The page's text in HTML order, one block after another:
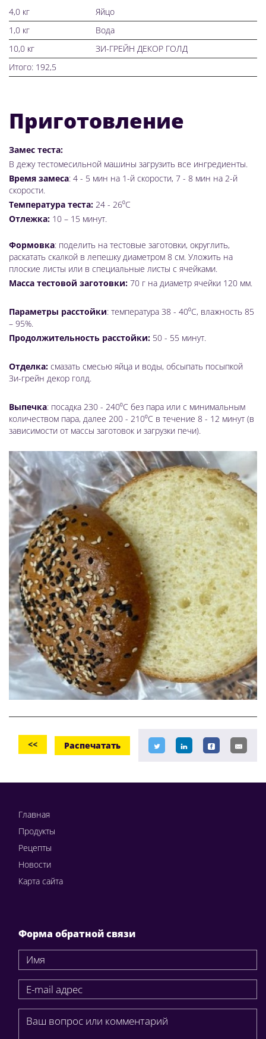
4,0 кг
Яйцо
1,0 кг
Вода
10,0 кг
ЗИ-ГРЕЙН ДЕКОР ГОЛД
Итого: 192,5
Приготовление
Замес теста:
В дежу тестомесильной машины загрузить все ингредиенты.
Время замеса: 4 - 5 мин на 1-й скорости, 7 - 8 мин на 2-й
скорости.
Температура теста: 24 - 26⁰С
Отлежка: 10 – 15 минут.
Формовка: поделить на тестовые заготовки, округлить,
раскатать скалкой в лепешку диаметром 8 см. Уложить на
плоские листы или в специальные листы с ячейками.
Масса тестовой заготовки: 70 г на диаметр ячейки 120 мм.
Параметры расстойки: температура 38 - 40⁰С, влажность 85
– 95%.
Продолжительность расстойки: 50 - 55 минут.
Отделка: смазать смесью яйца и воды, обсыпать посыпкой
Зи-грейн декор голд.
Выпечка: посадка 230 - 240⁰С без пара или с минимальным
количеством пара, далее 200 - 210⁰С в течение 8 - 12 минут (в
зависимости от массы заготовок и загрузки печи).
<< Распечатать
Главная
Продукты
Рецепты
Новости
Карта сайта
Форма обратной связи